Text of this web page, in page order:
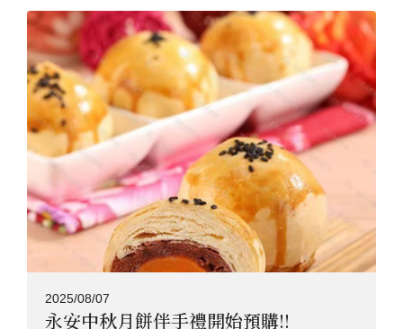
2025/08/07
永安中秋月餅伴手禮開始預購!!